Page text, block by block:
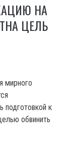
НА
ЦЕЛЬ
мирного
подготовкой к
обвинить